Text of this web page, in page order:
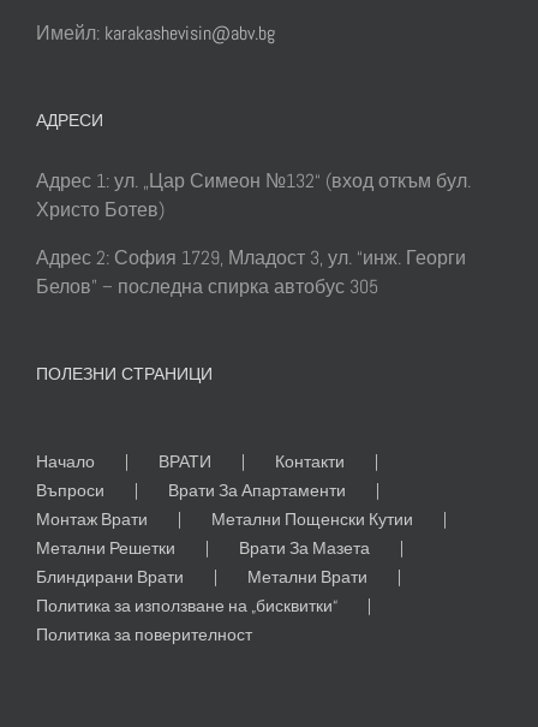
Имейл: karakashevisin@abv.bg
АДРЕСИ
Адрес 1: ул. „Цар Симеон №132“ (вход откъм бул.
Христо Ботев)
Адрес 2: София 1729, Младост 3, ул. “инж. Георги
Белов” – последна спирка автобус 305
ПОЛЕЗНИ СТРАНИЦИ
Начало ВРАТИ
Контакти
Въпроси
Врати За Апартаменти
Монтаж Врати
Метални Пощенски Кутии
Метални Решетки
Врати За Мазета
Блиндирани Врати
Метални Врати
Политика за използване на „бисквитки“
Политика за поверителност